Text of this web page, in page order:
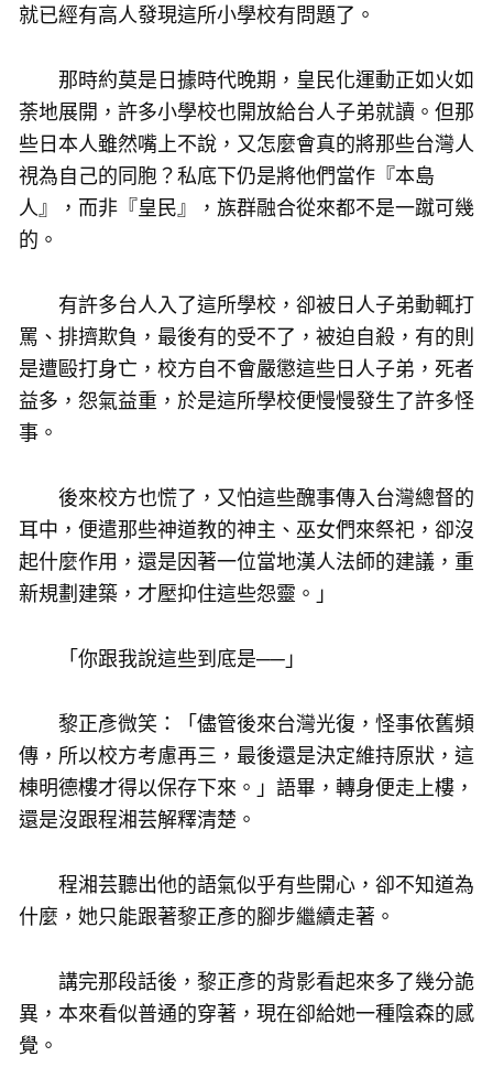
就已經有高人發現這所小學校有問題了。
那時約莫是日據時代晚期，皇民化運動正如火如
荼地展開，許多小學校也開放給台人子弟就讀。但那
些日本人雖然嘴上不說，又怎麼會真的將那些台灣人
視為自己的同胞？私底下仍是將他們當作『本島
人』，而非『皇民』，族群融合從來都不是一蹴可幾
的。
有許多台人入了這所學校，卻被日人子弟動輒打
罵、排擠欺負，最後有的受不了，被迫自殺，有的則
是遭毆打身亡，校方自不會嚴懲這些日人子弟，死者
益多，怨氣益重，於是這所學校便慢慢發生了許多怪
事。
後來校方也慌了，又怕這些醜事傳入台灣總督的
耳中，便遣那些神道教的神主、巫女們來祭祀，卻沒
起什麼作用，還是因著一位當地漢人法師的建議，重
新規劃建築，才壓抑住這些怨靈。」
「你跟我說這些到底是──」
黎正彥微笑：「儘管後來台灣光復，怪事依舊頻
傳，所以校方考慮再三，最後還是決定維持原狀，這
棟明德樓才得以保存下來。」語畢，轉身便走上樓，
還是沒跟程湘芸解釋清楚。
程湘芸聽出他的語氣似乎有些開心，卻不知道為
什麼，她只能跟著黎正彥的腳步繼續走著。
講完那段話後，黎正彥的背影看起來多了幾分詭
異，本來看似普通的穿著，現在卻給她一種陰森的感
覺。